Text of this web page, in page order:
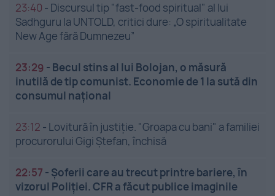
23:40 - Discursul tip "fast-food spiritual" al lui
Sadhguru la UNTOLD, critici dure: „O spiritualitate
New Age fără Dumnezeu”
23:29 - Becul stins al lui Bolojan, o măsură
inutilă de tip comunist. Economie de 1 la sută din
consumul național
23:12 - Lovitură în justiție. "Groapa cu bani" a familiei
procurorului Gigi Ștefan, închisă
22:57 - Șoferii care au trecut printre bariere, în
vizorul Poliției. CFR a făcut publice imaginile